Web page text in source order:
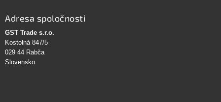
Adresa spoločnosti
GST Trade s.r.o.
Kostolná 847/5
029 44 Rabča
Slovensko